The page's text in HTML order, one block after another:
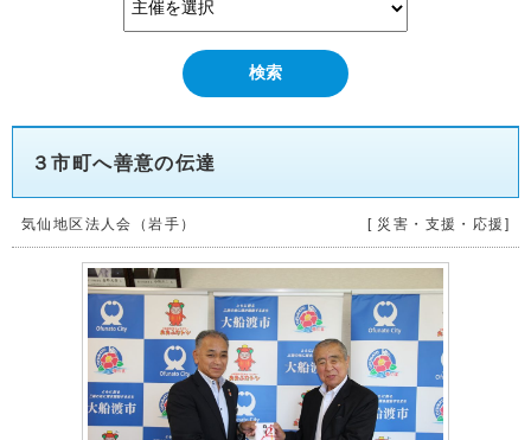
３市町へ善意の伝達
気仙地区法人会（岩手） [ 災害・支援・応援]